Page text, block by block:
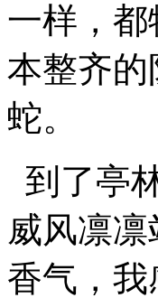
一样，
本整齐
蛇。
到了亭
威风凛
香气，